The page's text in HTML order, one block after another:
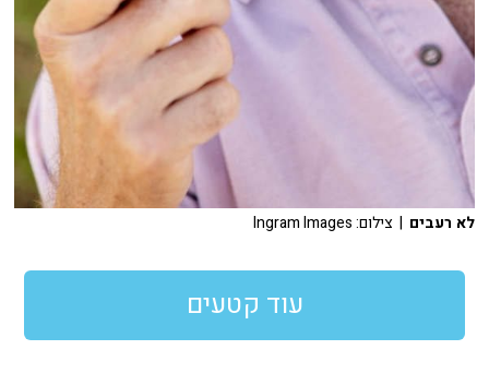
לא רעבים | צילום: Ingram Images
עוד קטעים